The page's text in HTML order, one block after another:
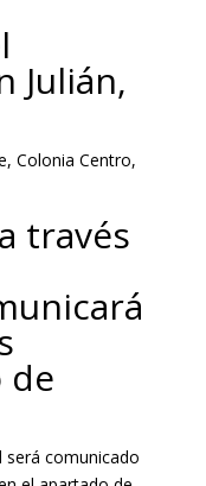
Julián,
Colonia Centro,
través
de
será comunicado